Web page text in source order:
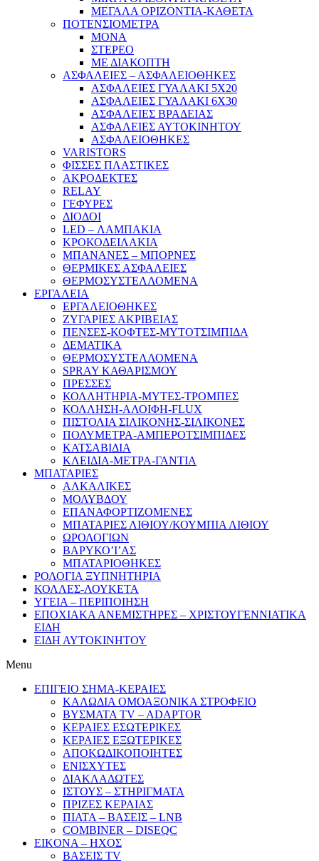
ΜΕΓΑΛΑ ΟΡΙΖΟΝΤΙΑ-ΚΑΘΕΤΑ
ΠΟΤΕΝΣΙΟΜΕΤΡΑ
ΜΟΝΑ
ΣΤΕΡΕΟ
ΜΕ ΔΙΑΚΟΠΤΗ
ΑΣΦΑΛΕΙΕΣ – ΑΣΦΑΛΕΙΟΘΗΚΕΣ
ΑΣΦΑΛΕΙΕΣ ΓΥΑΛΑΚΙ 5Χ20
ΑΣΦΑΛΕΙΕΣ ΓΥΑΛΑΚΙ 6Χ30
ΑΣΦΑΛΕΙΕΣ ΒΡΑΔΕΙΑΣ
ΑΣΦΑΛΕΙΕΣ ΑΥΤΟΚΙΝΗΤΟΥ
ΑΣΦΑΛΕΙΟΘΗΚΕΣ
VARISTORS
ΦΙΣΣΕΣ ΠΛΑΣΤΙΚΕΣ
ΑΚΡΟΔΕΚΤΕΣ
RELAY
ΓΕΦΥΡΕΣ
ΔΙΟΔΟΙ
LED – ΛΑΜΠΑΚΙΑ
ΚΡΟΚΟΔΕΙΛΑΚΙΑ
ΜΠΑΝΑΝΕΣ – ΜΠΟΡΝΕΣ
ΘΕΡΜΙΚΕΣ ΑΣΦΑΛΕΙΕΣ
ΘΕΡΜΟΣΥΣΤΕΛΛΟΜΕΝΑ
ΕΡΓΑΛΕΙΑ
ΕΡΓΑΛΕΙΟΘΗΚΕΣ
ΖΥΓΑΡΙΕΣ ΑΚΡΙΒΕΙΑΣ
ΠΕΝΣΕΣ-ΚΟΦΤΕΣ-ΜΥΤΟΤΣΙΜΠΙΔΑ
ΔΕΜΑΤΙΚΑ
ΘΕΡΜΟΣΥΣΤΕΛΛΟΜΕΝΑ
SPRAY ΚΑΘΑΡΙΣΜΟΥ
ΠΡΕΣΣΕΣ
ΚΟΛΛΗΤΗΡΙΑ-ΜΥΤΕΣ-ΤΡΟΜΠΕΣ
ΚΟΛΛΗΣΗ-ΑΛΟΙΦΗ-FLUX
ΠΙΣΤΟΛΙΑ ΣΙΛΙΚΟΝΗΣ-ΣΙΛΙΚΟΝΕΣ
ΠΟΛΥΜΕΤΡΑ-ΑΜΠΕΡΟΤΣΙΜΠΙΔΕΣ
ΚΑΤΣΑΒΙΔΙΑ
ΚΛΕΙΔΙΑ-ΜΕΤΡΑ-ΓΑΝΤΙΑ
ΜΠΑΤΑΡΙΕΣ
ΑΛΚΑΛΙΚΕΣ
ΜΟΛΥΒΔΟΥ
ΕΠΑΝΑΦΟΡΤΙΖΟΜΕΝΕΣ
ΜΠΑΤΑΡΙΕΣ ΛΙΘΙΟΥ/ΚΟΥΜΠΙΑ ΛΙΘΙΟΥ
ΩΡΟΛΟΓΙΩΝ
ΒΑΡΥΚΟ’Ι’ΑΣ
ΜΠΑΤΑΡΙΟΘΗΚΕΣ
ΡΟΛΟΓΙΑ ΞΥΠΝΗΤΗΡΙΑ
ΚΟΛΛΕΣ-ΛΟΥΚΕΤΑ
ΥΓΕΙΑ – ΠΕΡΙΠΟΙΗΣΗ
ΕΠΟΧΙΑΚΑ ΑΝΕΜΙΣΤΗΡΕΣ – ΧΡΙΣΤΟΥΓΕΝΝΙΑΤΙΚΑ
ΕΙΔΗ
ΕΙΔΗ ΑΥΤΟΚΙΝΗΤΟΥ
Menu
ΕΠΙΓΕΙΟ ΣΗΜΑ-ΚΕΡΑΙΕΣ
ΚΑΛΩΔΙΑ ΟΜΟΑΞΟΝΙΚΑ ΣΤΡΟΦΕΙΟ
ΒΥΣΜΑΤΑ TV – ADAPTOR
ΚΕΡΑΙΕΣ ΕΣΩΤΕΡΙΚΕΣ
ΚΕΡΑΙΕΣ ΕΞΩΤΕΡΙΚΕΣ
ΑΠΟΚΩΔΙΚΟΠΟΙΗΤΕΣ
ΕΝΙΣΧΥΤΕΣ
ΔΙΑΚΛΑΔΩΤΕΣ
ΙΣΤΟΥΣ – ΣΤΗΡΙΓΜΑΤΑ
ΠΡΙΖΕΣ ΚΕΡΑΙΑΣ
ΠΙΑΤΑ – ΒΑΣΕΙΣ – LNB
COMBINER – DISEQC
EIKONA – ΗΧΟΣ
ΒΑΣΕΙΣ TV